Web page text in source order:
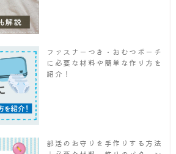
ファスナーつき・おむつポーチ
に必要な材料や簡単な作り方を
紹介！
部活のお守りを手作りする方法